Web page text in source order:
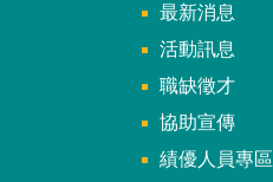
最新消息
活動訊息
職缺徵才
協助宣傳
績優人員專區